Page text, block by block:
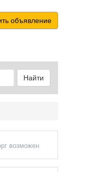
объявление
Найти
возможен